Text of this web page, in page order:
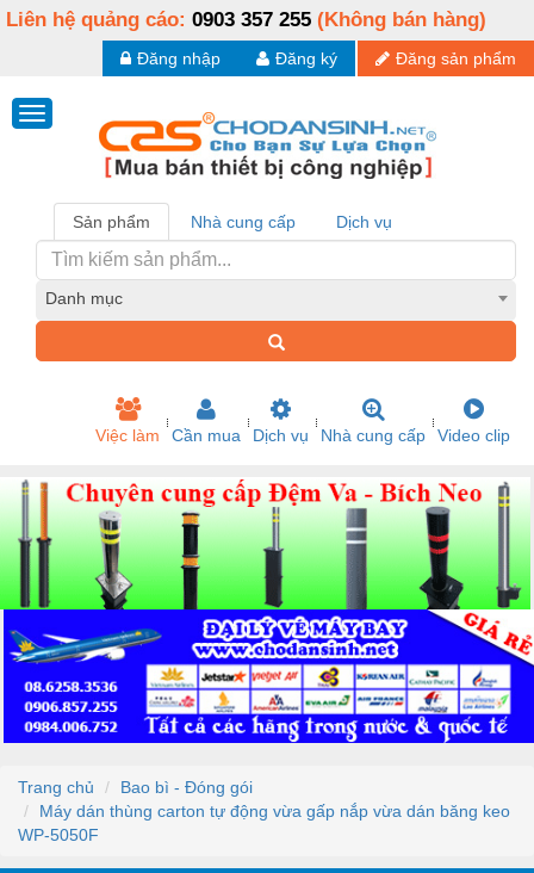
Liên hệ quảng cáo: 0903 357 255 (Không bán hàng)
Đăng sản phẩm
Đăng ký
Đăng nhập
Sản phẩm Nhà cung cấp Dịch vụ
Danh mục
Việc làm Cần mua Dịch vụ Nhà cung cấp Video clip
Trang chủ
Bao bì - Đóng gói
Máy dán thùng carton tự động vừa gấp nắp vừa dán băng keo
WP-5050F